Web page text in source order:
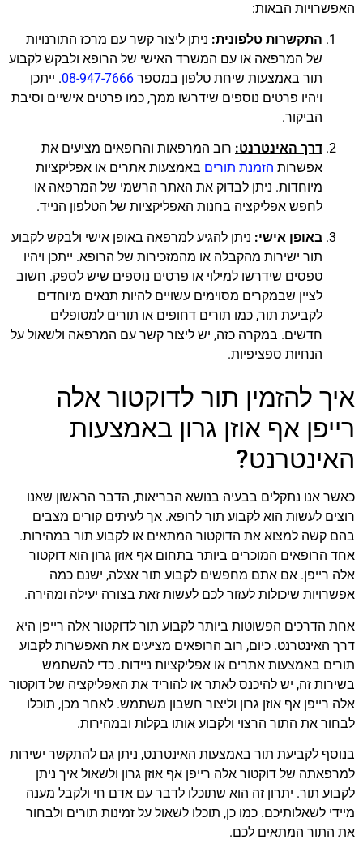
האפשרויות הבאות:
התקשרות טלפונית: ניתן ליצור קשר עם מרכז התורנויות
של המרפאה או עם המשרד האישי של הרופא ולבקש לקבוע
תור באמצעות שיחת טלפון במספר 08-947-7666. ייתכן
ויהיו פרטים נוספים שידרשו ממך, כמו פרטים אישיים וסיבת
הביקור.
דרך האינטרנט: רוב המרפאות והרופאים מציעים את
אפשרות הזמנת תורים באמצעות אתרים או אפליקציות
מיוחדות. ניתן לבדוק את האתר הרשמי של המרפאה או
לחפש אפליקציה בחנות האפליקציות של הטלפון הנייד.
באופן אישי: ניתן להגיע למרפאה באופן אישי ולבקש לקבוע
תור ישירות מהקבלה או מהמזכירות של הרופא. ייתכן ויהיו
טפסים שידרשו למילוי או פרטים נוספים שיש לספק. חשוב
לציין שבמקרים מסוימים עשויים להיות תנאים מיוחדים
לקביעת תור, כמו תורים דחופים או תורים למטופלים
חדשים. במקרה כזה, יש ליצור קשר עם המרפאה ולשאול על
הנחיות ספציפיות.
איך להזמין תור לדוקטור אלה
רייפן אף אוזן גרון באמצעות
האינטרנט?
כאשר אנו נתקלים בבעיה בנושא הבריאות, הדבר הראשון שאנו
רוצים לעשות הוא לקבוע תור לרופא. אך לעיתים קורים מצבים
בהם קשה למצוא את הדוקטור המתאים או לקבוע תור במהירות.
אחד הרופאים המוכרים ביותר בתחום אף אוזן גרון הוא דוקטור
אלה רייפן. אם אתם מחפשים לקבוע תור אצלה, ישנם כמה
אפשרויות שיכולות לעזור לכם לעשות זאת בצורה יעילה ומהירה.
אחת הדרכים הפשוטות ביותר לקבוע תור לדוקטור אלה רייפן היא
דרך האינטרנט. כיום, רוב הרופאים מציעים את האפשרות לקבוע
תורים באמצעות אתרים או אפליקציות ניידות. כדי להשתמש
בשירות זה, יש להיכנס לאתר או להוריד את האפליקציה של דוקטור
אלה רייפן אף אוזן גרון וליצור חשבון משתמש. לאחר מכן, תוכלו
לבחור את התור הרצוי ולקבוע אותו בקלות ובמהירות.
בנוסף לקביעת תור באמצעות האינטרנט, ניתן גם להתקשר ישירות
למרפאתה של דוקטור אלה רייפן אף אוזן גרון ולשאול איך ניתן
לקבוע תור. יתרון זה הוא שתוכלו לדבר עם אדם חי ולקבל מענה
מיידי לשאלותיכם. כמו כן, תוכלו לשאול על זמינות תורים ולבחור
את התור המתאים לכם.